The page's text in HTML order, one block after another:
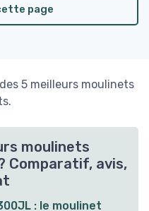
page
5 meilleurs moulinets
moulinets
Comparatif, avis,
: le moulinet